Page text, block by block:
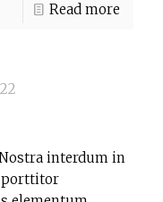
Read more
interdum in
porttitor